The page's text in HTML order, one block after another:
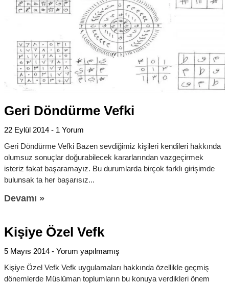
Geri Döndürme Vefki
22 Eylül 2014
1 Yorum
Geri Döndürme Vefki Bazen sevdiğimiz kişileri kendileri hakkında
olumsuz sonuçlar doğurabilecek kararlarından vazgeçirmek
isteriz fakat başaramayız. Bu durumlarda birçok farklı girişimde
bulunsak ta her başarısız
Devamı »
Kişiye Özel Vefk
5 Mayıs 2014
Yorum yapılmamış
Kişiye Özel Vefk Vefk uygulamaları hakkında özellikle geçmiş
dönemlerde Müslüman toplumların bu konuya verdikleri önem